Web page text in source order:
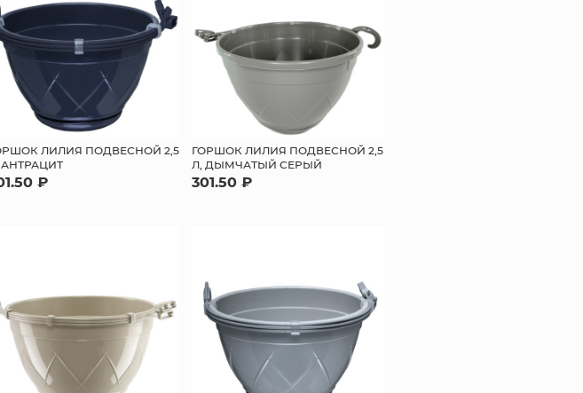
ЛИЛИЯ ПОДВЕСНОЙ 2,5
АНТРАЦИТ
₽
ГОРШОК ЛИЛИЯ ПОДВЕСНОЙ 2,5
Л, ДЫМЧАТЫЙ СЕРЫЙ
301.50 ₽